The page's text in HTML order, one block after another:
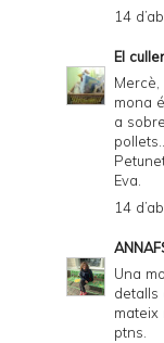
14
El
mona
a
Eva.
14
Una
detalls
mateix
ptns.